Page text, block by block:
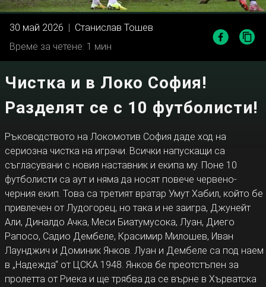
30 май 2026
Станислав Тошев
Време за четене: 1 мин
Чистка и в Локо София!
Разделят се с 10 футболисти!
Ръководството на Локомотив София даде ход на
сериозна чистка на играчи. Всички напускащи са
съгласувани с новия наставник и екипа му. Поне 10
футболисти са аут и няма да носят повече червено-
черния екип. Това са третият вратар Умут Хабил, който бе
привлечен от Лудогорец, но така и не заигра, Джунейт
Али, Диналдо Ачка, Меси Биатумусока, Луан, Диего
Рапосо, Садио Дембеле, Красимир Милошев, Иван
Лаунджич и Доминик Янков. Луан и Дембеле са под наем
в „Надежда“ от ЦСКА 1948. Янков бе преотстъпен за
пролетта от Риека и ще трябва да се върне в Хърватска